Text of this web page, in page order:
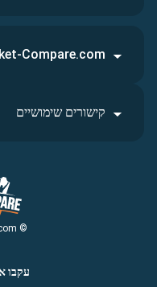
© Ticket-Compare.com
עקבו
Compare.com
קישורים שימושיים